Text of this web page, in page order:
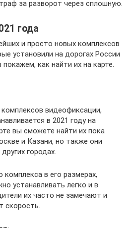
за разворот через сплошную.
года
и просто новых комплексов
установили на дорогах России
как найти их на карте.
видеофиксации,
в 2021 году на
вы сможете найти их пока
и Казани, но также они
городах.
комплекса в его размерах,
устанавливать легко и в
их часто не замечают и
скорость.